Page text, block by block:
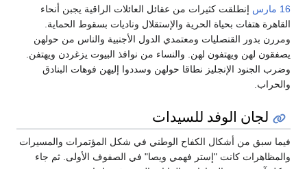
16 مارس
إنطلقت كثيرات من عقائل العائلات الراقية يجبن أنحاء
القاهرة هتفات بحياة الحرية والإستقلال وناديات بسقوط الحماية.
ومررن بدور القنصليات ومعتمدي الدول الأجنبية والناس من حولهن
يصفقون لهن ويهتفون لهن. والنساء من نوافذ البيوت يزغردن ويهتفن.
وضرب الجنود الإنجليز نطاقا حولهن وسددوا إليهن فوهات البنادق
والحراب.
لجان الوفد للسيدات
فيما سبق من أشكال الكفاح الوطني في شكل المؤتمرات والمسيرات
والمظاهرات كانت "إستر فهمي ويصا" في الصفوف الأولى. ثم جاء